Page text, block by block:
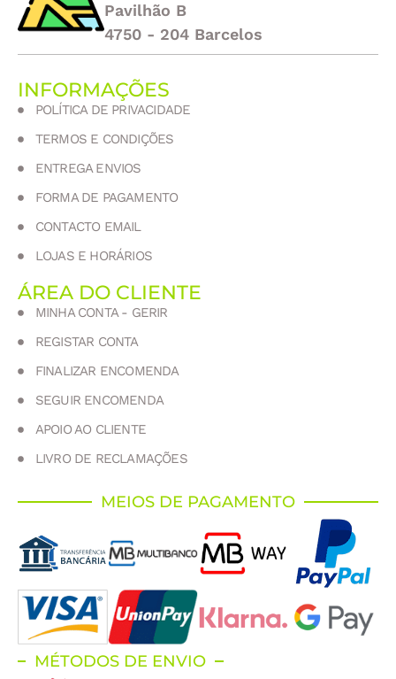
Pavilhão B
4750 - 204 Barcelos
INFORMAÇÕES
POLÍTICA DE PRIVACIDADE
TERMOS E CONDIÇÕES
ENTREGA ENVIOS
FORMA DE PAGAMENTO
CONTACTO EMAIL
LOJAS E HORÁRIOS
ÁREA DO CLIENTE
MINHA CONTA - GERIR
REGISTAR CONTA
FINALIZAR ENCOMENDA
SEGUIR ENCOMENDA
APOIO AO CLIENTE
LIVRO DE RECLAMAÇÕES
MEIOS DE PAGAMENTO
MÉTODOS DE ENVIO